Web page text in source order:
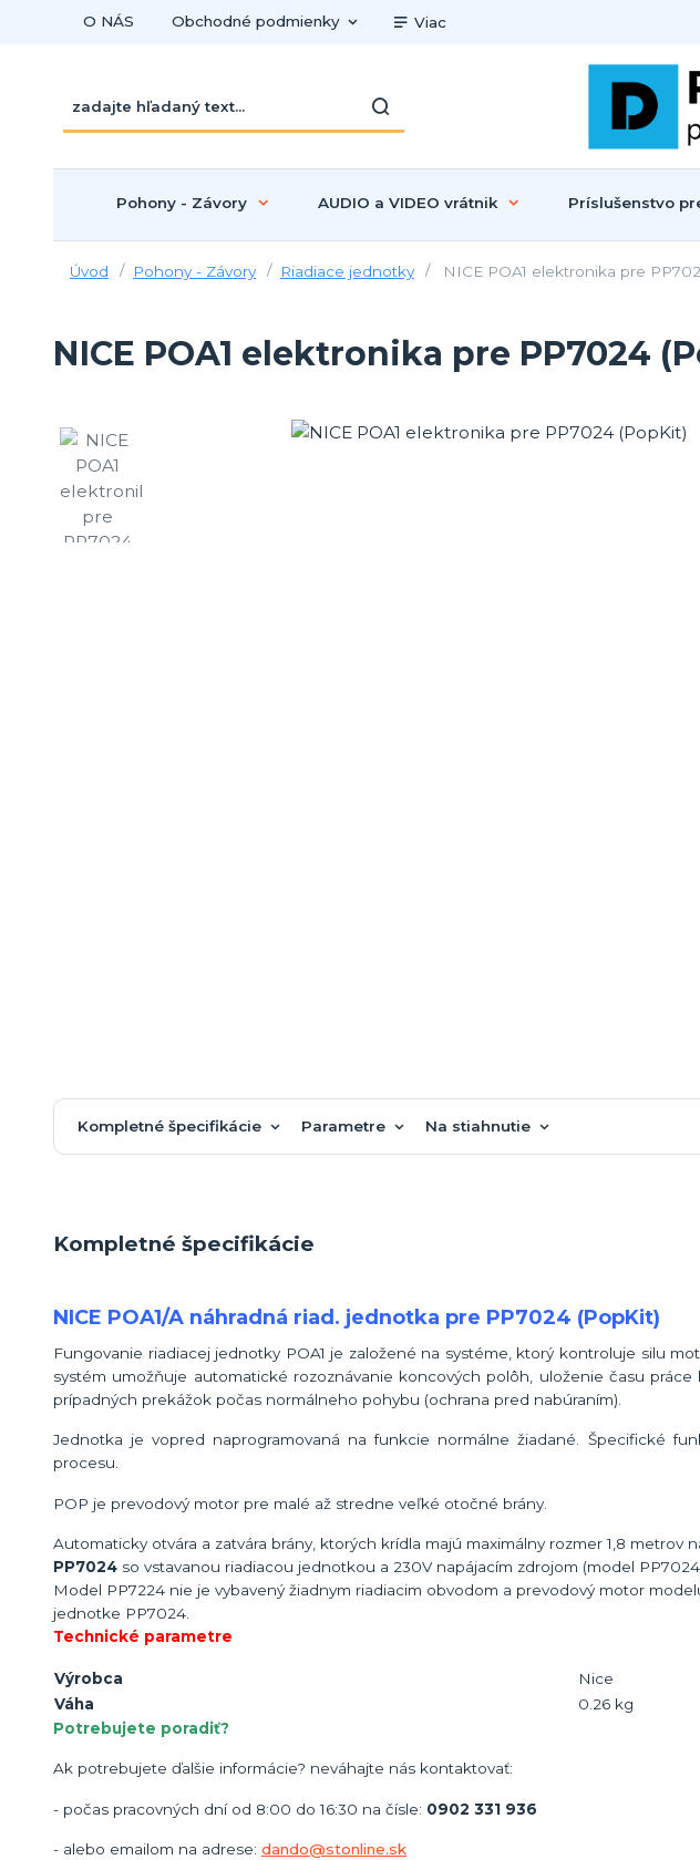
O NÁS Obchodné podmienky Viac
Pohony - Závory AUDIO a VIDEO vrátnik Príslušenstvo
Úvod Pohony - Závory Riadiace jednotky NICE POA1 elektronika pre
NICE POA1 elektronika pre PP7024
Kompletné špecifikácie Parametre Na stiahnutie
Kompletné špecifikácie
NICE POA1/A náhradná riad. jednotka pre PP7024 (PopKit)
Fungovanie riadiacej jednotky POA1 je založené na systéme, ktorý kontroluje silu
systém umožňuje automatické rozoznávanie koncových polôh, uloženie času
prípadných prekážok počas normálneho pohybu (ochrana pred nabúraním).
Jednotka je vopred naprogramovaná na funkcie normálne žiadané. Špecifické
procesu.
POP je prevodový motor pre malé až stredne veľké otočné brány.
Automaticky otvára a zatvára brány, ktorých krídla majú maximálny rozmer 1,8
PP7024 so vstavanou riadiacou jednotkou a 230V napájacím zdrojom (model
Model PP7224 nie je vybavený žiadnym riadiacim obvodom a prevodový motor
jednotke PP7024.
Technické parametre
Výrobca
Nice
Váha
0.26 kg
Potrebujete poradiť?
Ak potrebujete ďalšie informácie? neváhajte nás kontaktovať:
- počas pracovných dní od 8:00 do 16:30 na čísle: 0902 331 936
- alebo emailom na adrese: dando@stonline.sk